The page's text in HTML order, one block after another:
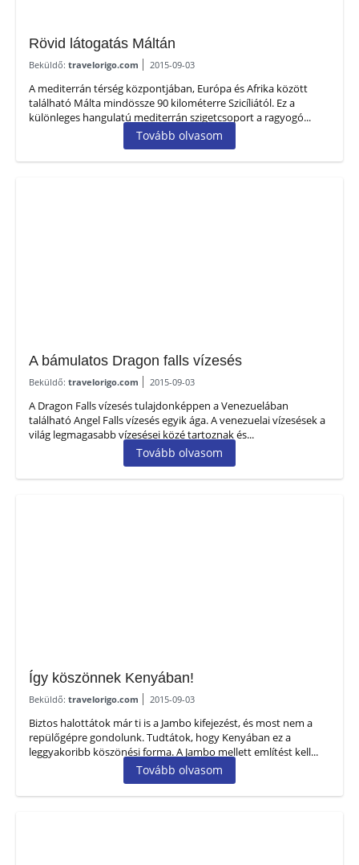
Rövid látogatás Máltán
Beküldő: travelorigo.com 2015-09-03
A mediterrán térség központjában, Európa és Afrika között
található Málta mindössze 90 kilométerre Szicíliától. Ez a
különleges hangulatú mediterrán szigetcsoport a ragyogó...
Tovább olvasom
A bámulatos Dragon falls vízesés
Beküldő: travelorigo.com 2015-09-03
A Dragon Falls vízesés tulajdonképpen a Venezuelában
található Angel Falls vízesés egyik ága. A venezuelai vízesések a
világ legmagasabb vízesései közé tartoznak és...
Tovább olvasom
Így köszönnek Kenyában!
Beküldő: travelorigo.com 2015-09-03
Biztos halottátok már ti is a Jambo kifejezést, és most nem a
repülőgépre gondolunk. Tudtátok, hogy Kenyában ez a
leggyakoribb köszönési forma. A Jambo mellett említést kell...
Tovább olvasom